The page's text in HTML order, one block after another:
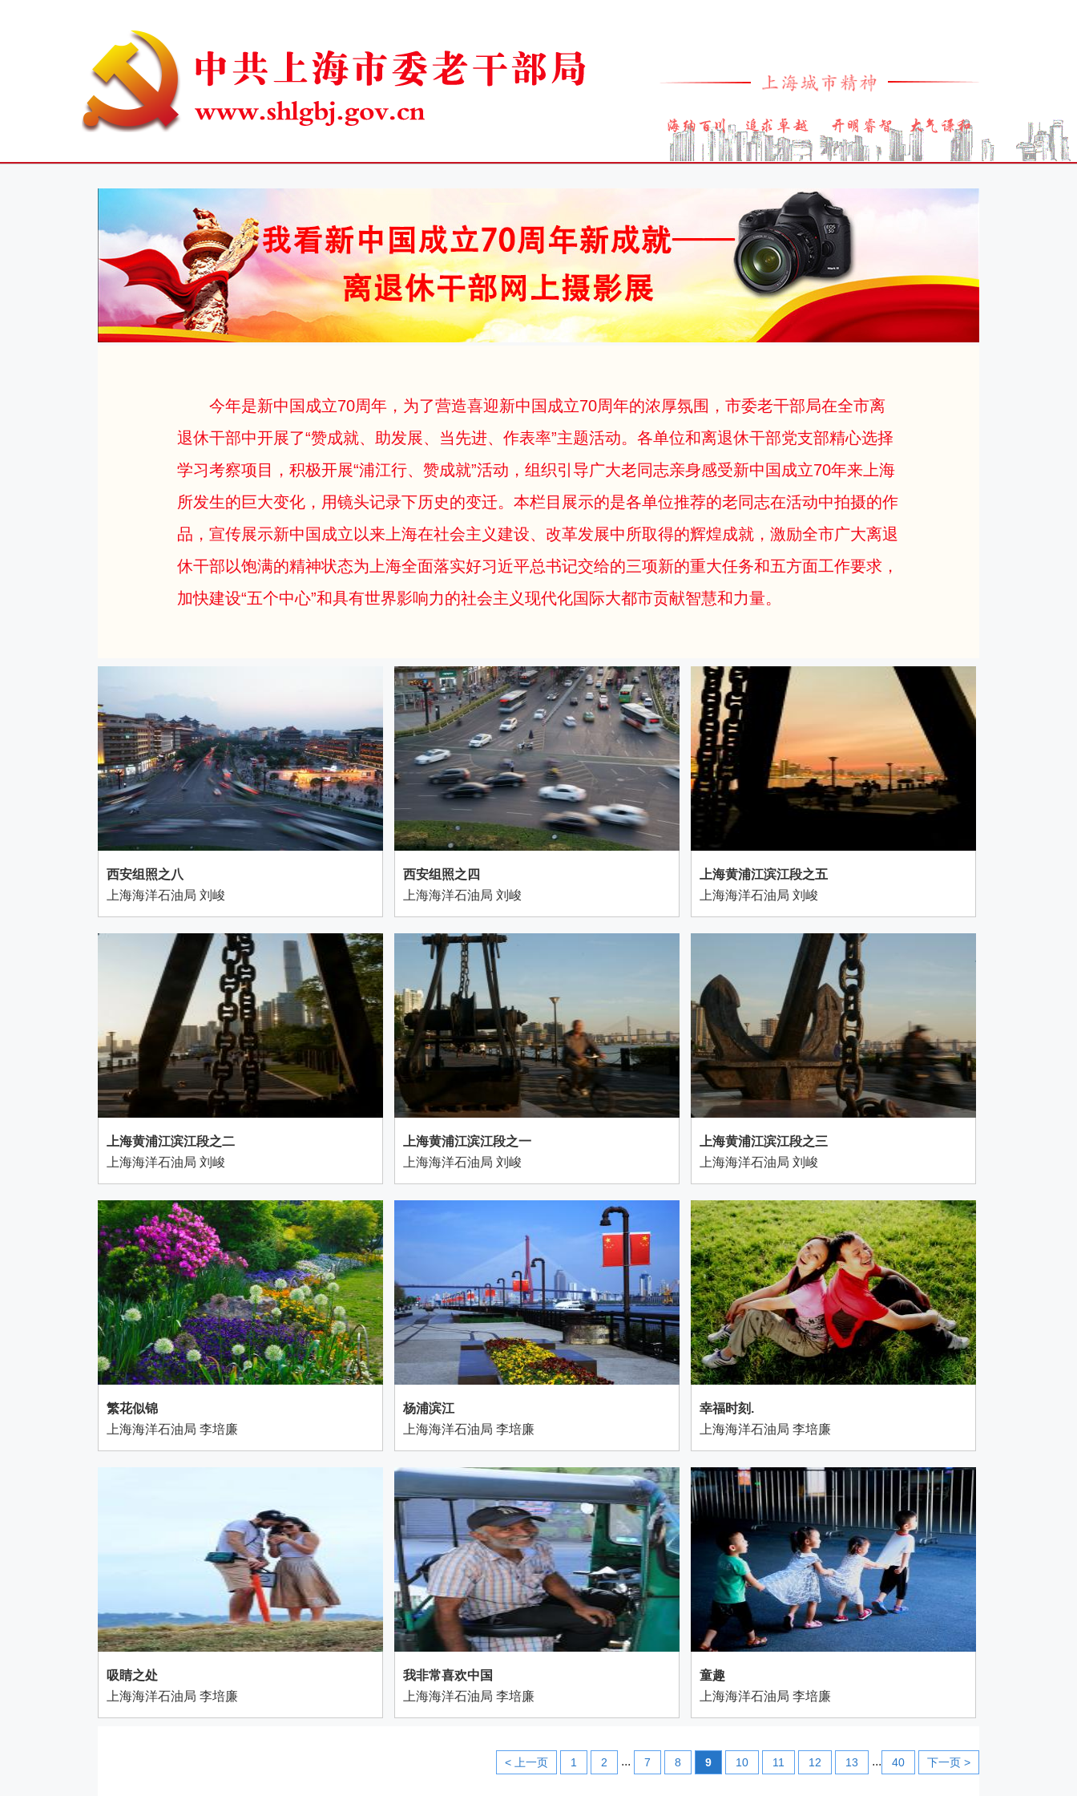
今年是新中国成立70周年，为了营造喜迎新中国成立70周年的浓厚氛围，市委老干部局在全市离
退休干部中开展了“赞成就、助发展、当先进、作表率”主题活动。各单位和离退休干部党支部精心选择
学习考察项目，积极开展“浦江行、赞成就”活动，组织引导广大老同志亲身感受新中国成立70年来上海
所发生的巨大变化，用镜头记录下历史的变迁。本栏目展示的是各单位推荐的老同志在活动中拍摄的作
品，宣传展示新中国成立以来上海在社会主义建设、改革发展中所取得的辉煌成就，激励全市广大离退
休干部以饱满的精神状态为上海全面落实好习近平总书记交给的三项新的重大任务和五方面工作要求，
加快建设“五个中心”和具有世界影响力的社会主义现代化国际大都市贡献智慧和力量。
西安组照之八
上海海洋石油局 刘峻
西安组照之四
上海海洋石油局 刘峻
上海黄浦江滨江段之五
上海海洋石油局 刘峻
上海黄浦江滨江段之二
上海海洋石油局 刘峻
上海黄浦江滨江段之一
上海海洋石油局 刘峻
上海黄浦江滨江段之三
上海海洋石油局 刘峻
繁花似锦
上海海洋石油局 李培廉
杨浦滨江
上海海洋石油局 李培廉
幸福时刻.
上海海洋石油局 李培廉
吸睛之处
上海海洋石油局 李培廉
我非常喜欢中国
上海海洋石油局 李培廉
童趣
上海海洋石油局 李培廉
< 上一页 1 2 ... 7 8 9 10 11 12 13 ... 40 下一页 >